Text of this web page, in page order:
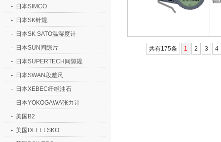
- 日本SIMCO
- 日本SK针规
- 日本SK SATO温湿度计
- 日本SUN间隙片
- 日本SUPERTECH间隙规
- 日本SWAN段差尺
- 日本XEBEC纤维油石
- 日本YOKOGAWA张力计
- 美国B2
- 美国DEFELSKO
共有175条 1 2 3 4